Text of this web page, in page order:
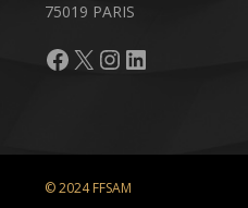
75019 PARIS
Facebook
X Instagram
LinkedIn
© 2024 FFSAM